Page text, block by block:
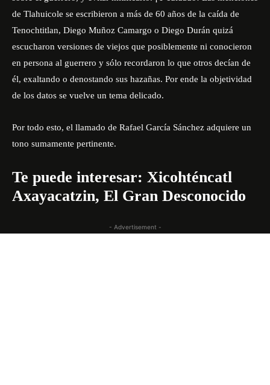
de Tlahuicole se escribieron a más de 60 años de la caída de
Tenochtitlan, Diego Muñoz Camargo o Diego Durán quizá
escucharon versiones de viejos que posiblemente ni conocieron
en persona al guerrero y sólo recordaron lo que otros decían de
él, exaltando o denostando sus hazañas. Por ende la objetividad
de los datos se vuelve un tema delicado.
Por todo esto, el llamado de Rafael García Sánchez adquiere un
tono sumamente pertinente.
Te puede interesar: Xicohténcatl
Axayacatzin, El Gran Desconocido
- Advertisement -